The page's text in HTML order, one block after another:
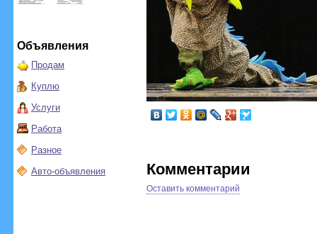
Объявления
Продам
Куплю
Услуги
Работа
Разное
Авто-объявления
Комментарии
Оставить комментарий